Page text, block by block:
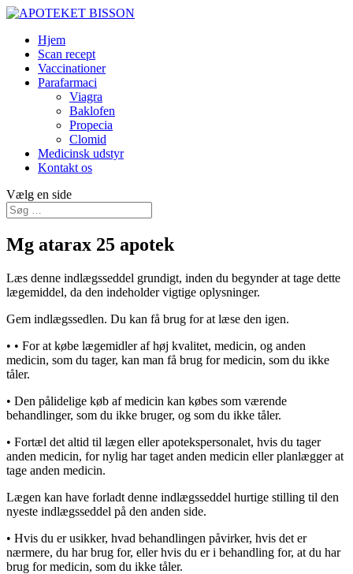
Hjem
Scan recept
Vaccinationer
Parafarmaci
Viagra
Baklofen
Propecia
Clomid
Medicinsk udstyr
Kontakt os
Vælg en side
Mg atarax 25 apotek
Læs denne indlægsseddel grundigt, inden du begynder at tage dette
lægemiddel, da den indeholder vigtige oplysninger.
Gem indlægssedlen. Du kan få brug for at læse den igen.
• • For at købe lægemidler af høj kvalitet, medicin, og anden
medicin, som du tager, kan man få brug for medicin, som du ikke
tåler.
• Den pålidelige køb af medicin kan købes som værende
behandlinger, som du ikke bruger, og som du ikke tåler.
• Fortæl det altid til lægen eller apotekspersonalet, hvis du tager
anden medicin, for nylig har taget anden medicin eller planlægger at
tage anden medicin.
Lægen kan have forladt denne indlægsseddel hurtige stilling til den
nyeste indlægsseddel på den anden side.
• Hvis du er usikker, hvad behandlingen påvirker, hvis det er
nærmere, du har brug for, eller hvis du er i behandling for, at du har
brug for medicin, som du ikke tåler.